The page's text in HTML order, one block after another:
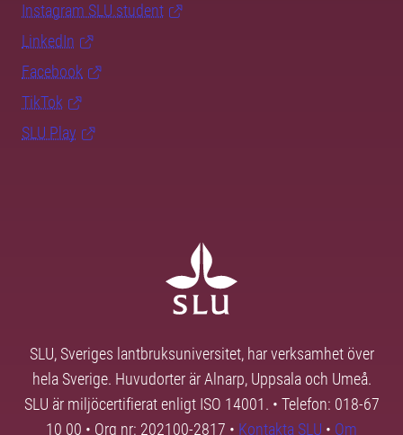
Instagram SLU.student
LinkedIn
Facebook
TikTok
SLU Play
SLU, Sveriges lantbruksuniversitet, har verksamhet över
hela Sverige. Huvudorter är Alnarp, Uppsala och Umeå.
SLU är miljöcertifierat enligt ISO 14001. • Telefon: 018-67
10 00 • Org nr: 202100-2817 • Kontakta SLU • Om